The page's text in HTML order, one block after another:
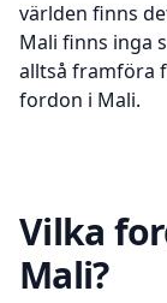
världen finns
Mali finns inga
alltså framföra
fordon i Mali.
Vilka
Mali?